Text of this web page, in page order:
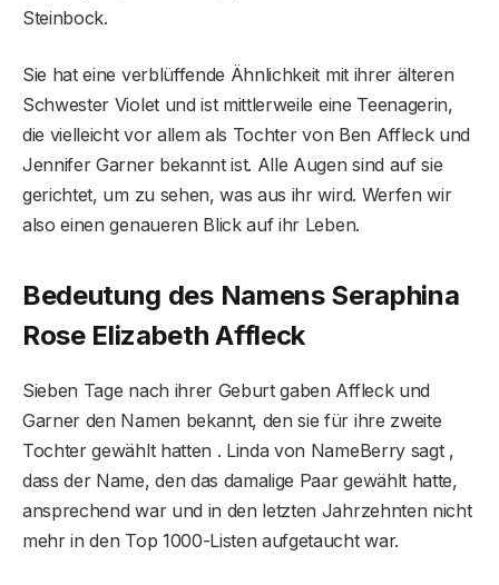
Steinbock.
Sie hat eine verblüffende Ähnlichkeit mit ihrer älteren
Schwester Violet und ist mittlerweile eine Teenagerin,
die vielleicht vor allem als Tochter von Ben Affleck und
Jennifer Garner bekannt ist. Alle Augen sind auf sie
gerichtet, um zu sehen, was aus ihr wird. Werfen wir
also einen genaueren Blick auf ihr Leben.
Bedeutung des Namens Seraphina
Rose Elizabeth Affleck
Sieben Tage nach ihrer Geburt gaben Affleck und
Garner den Namen bekannt, den sie für ihre zweite
Tochter gewählt hatten . Linda von NameBerry sagt ,
dass der Name, den das damalige Paar gewählt hatte,
ansprechend war und in den letzten Jahrzehnten nicht
mehr in den Top 1000-Listen aufgetaucht war.